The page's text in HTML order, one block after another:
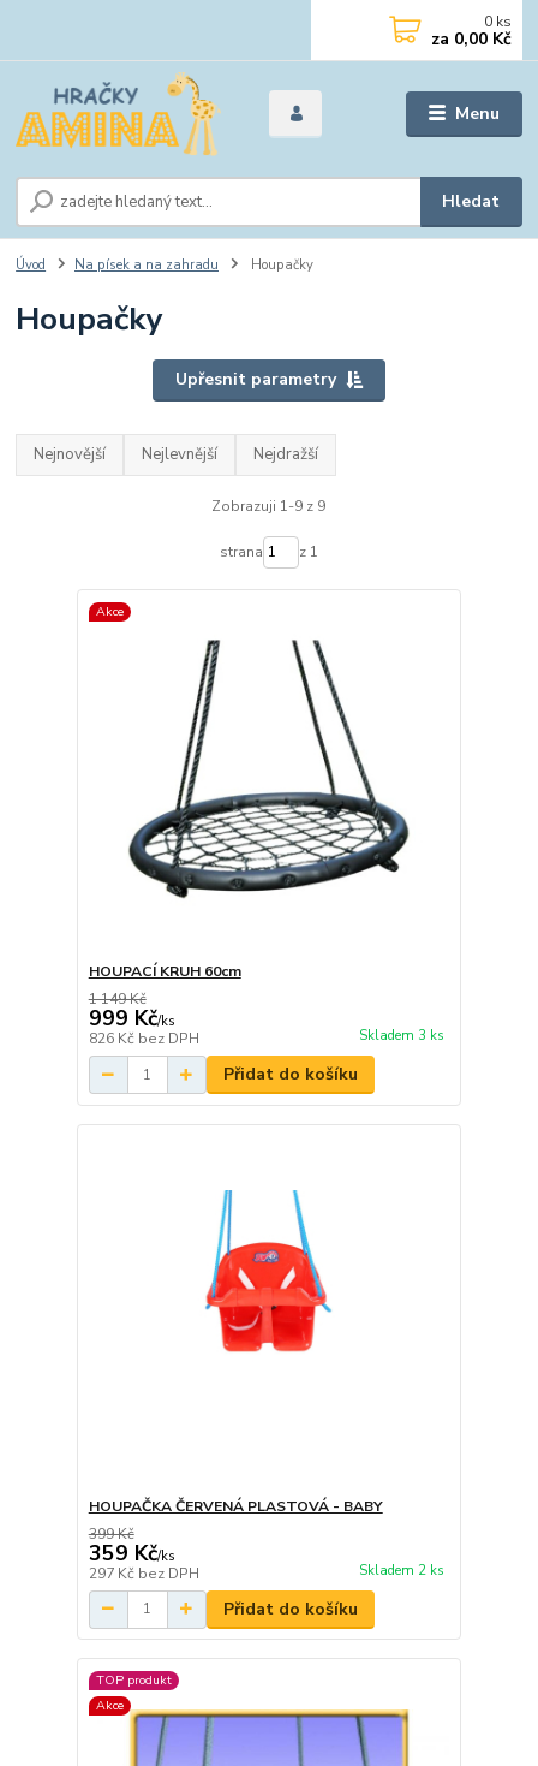
Menu
Hledat
0 ks
za 0,00 Kč
Úvod Na písek a na zahradu Houpačky
Houpačky
Upřesnit parametry
Nejnovější Nejlevnější Nejdražší
Zobrazuji 1-9 z 9
strana z 1
Akce
HOUPACÍ KRUH 60cm
1 149 Kč
999 Kč/ks
826 Kč bez DPH Skladem 3 ks
Přidat do košíku
HOUPAČKA ČERVENÁ PLASTOVÁ - BABY
399 Kč
359 Kč/ks
297 Kč bez DPH Skladem 2 ks
Přidat do košíku
TOP produkt
Akce